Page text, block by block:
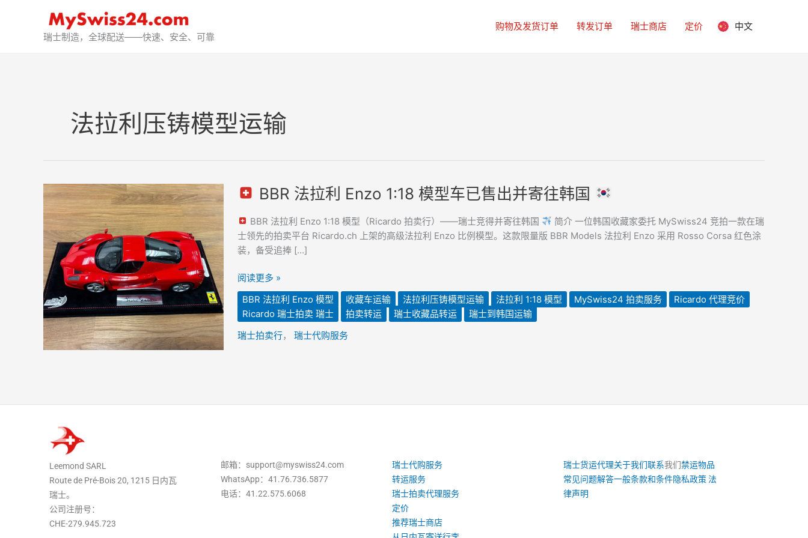
瑞士制造，全球配送——快速、安全、可靠
购物及发货订单 转发订单 瑞士商店 定价 中文
法拉利压铸模型运输
BBR 法拉利 Enzo 1:18 模型车已售出并寄往韩国
BBR 法拉利 Enzo 1:18 模型（Ricardo 拍卖行）——瑞士竞得并寄往韩国
简介 一位韩国收藏家委托 MySwiss24 竞拍一款在瑞
士领先的拍卖平台 Ricardo.ch 上架的高级法拉利 Enzo 比例模型。这款限量版 BBR Models 法拉利 Enzo 采用 Rosso Corsa 红色涂
装，备受追捧 […]
法
拉
利
1:18
模
型
车
已
往
阅读更多 »
BBR 法拉利 Enzo 模型
收藏车运输 法拉利压铸模型运输 法拉利 1:18 模型 MySwiss24 拍卖服务
Ricardo 代理竞价
Ricardo 瑞士拍卖 瑞士
拍卖转运 瑞士收藏品转运
瑞士到韩国运输
瑞士拍卖行， 瑞士代购服务
Leemond SARL
Route de Pré-Bois 20, 1215 日内瓦
瑞士。
公司注册号：
CHE-279.945.723
邮箱：support@myswiss24.com
WhatsApp：41.76.736.5877
电话：41.22.575.6068
瑞士代购服务
转运服务
瑞士拍卖代理服务
定价
推荐瑞士商店
瑞士货运代理关于我们联系我们禁运物品
常见问题解答一般条款和条件隐私政策 法
律声明